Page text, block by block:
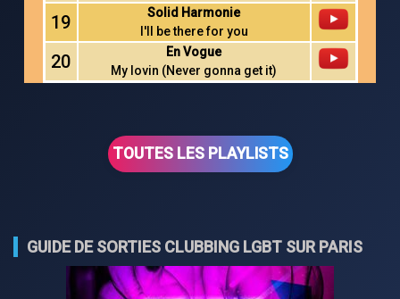
19
Solid Harmonie
I'll be there for you
20
En Vogue
My lovin (Never gonna get it)
TOUTES LES PLAYLISTS
GUIDE DE SORTIES CLUBBING LGBT SUR PARIS